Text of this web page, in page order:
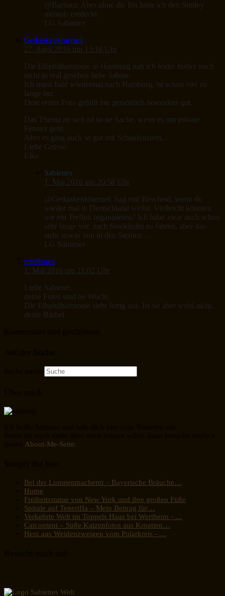
@Barbara: Aber ohne die Iris hätte ich den Smiley
niemals entdeckt
LG Sabienes
Gedankenkruemel
27. April 2016 um 13:18 Uhr
Die Elbphilharmonie in Hamburg hab ich leider bisher noch
nicht in real gesehen liebe Sabine.
Ich muss bald wiedermal nach Hamburg, ist schon viel zu
lange her.
Dein erstes Foto gefällt mir persönlich besonders gut.
Das Thema an sich ist so ne Sache, wenn es um private
Fenster geht..
Aber es ging auch so gut mit Schaufenstern..
Liebe Grüsse
Elke
Sabienes
1. Mai 2016 um 20:58 Uhr
@Gedankenkruemel: Sag mal Bescheid, wenn du
wieder mal in Deutschland weilst. Vielleicht könnten
wir ein Treffen organisieren? Ich habe zwar auch schon
sehr lange vor, nach Stockholm zu fahren, aber das
steht sowas von in den Sternen …
LG Sabienes
minibares
1. Mai 2016 um 21:02 Uhr
Liebe Sabiene,
deine Fotos sind ne Wucht.
Die Elbphilharmonie sieht fertig aus. Ist sie aber wohl nicht.
deine Bärbel
About-Me-Seite.
Bei der Lumpenmacherei – Bayerische Bräuche…
Home
Freiheitsstatue von New York und ihre großen Füße
Spirale auf Teneriffa – Mein Beitrag für…
Verkehrte Welt im Toppels Haus bei Wertheim –…
Catcontent – Süße Katzenfotos aus Kroatien…
Herz aus Weidenzweigen vom Polarkreis –…